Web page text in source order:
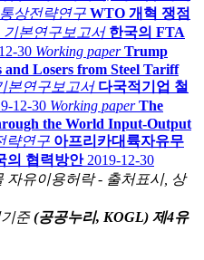
상전략연구 WTO 개혁 쟁점
기본연구보고서 한국의 FTA
30 Working paper Trump
Losers from Steel Tariff
본연구보고서 다국적기업 철
12-30 Working paper The
the World Input-Output
략연구 아프리카대륙자유무
의 협력방안 2019-12-30
준 (공공누리, KOGL) 제4유